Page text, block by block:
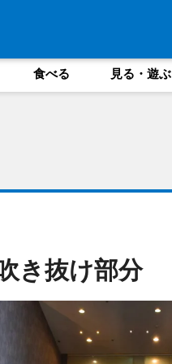
食べる 見る・遊ぶ
き抜け部分